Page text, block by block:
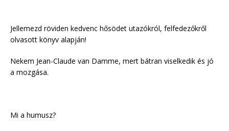
Jellemezd röviden kedvenc hősödet utazókról, felfedezőkről
olvasott könyv alapján!
Nekem Jean-Claude van Damme, mert bátran viselkedik és jó
a mozgása.
Mi a humusz?